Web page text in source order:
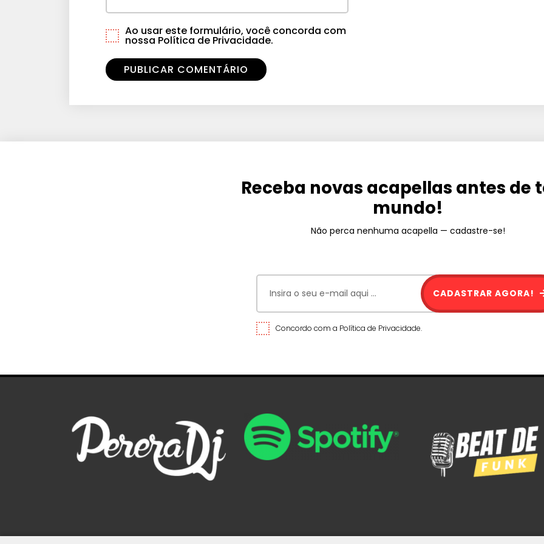
Ao usar este formulário, você concorda com
nossa Política de Privacidade.
Receba novas acapellas antes de
mundo!
Não perca nenhuma acapella — cadastre-se!
Concordo com a Política de Privacidade.
CADASTRAR AGORA!